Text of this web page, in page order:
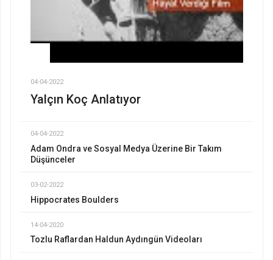
04-04-2022
Yalçın Koç Anlatıyor
04-04-2022
Adam Ondra ve Sosyal Medya Üzerine Bir Takım
Düşünceler
03-02-2022
Hippocrates Boulders
14-04-2020
Tozlu Raflardan Haldun Aydıngün Videoları